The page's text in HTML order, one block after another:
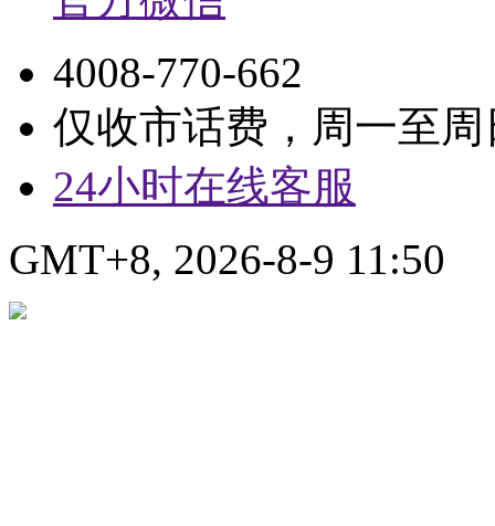
4008-770-662
仅收市话费，周一至周
24小时在线客服
GMT+8, 2026-8-9 11:50